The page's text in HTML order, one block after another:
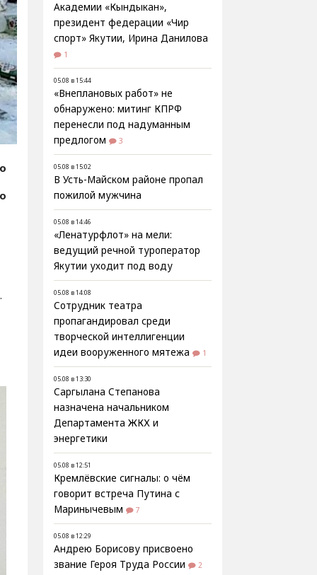
Академии «Кындыкан»,
президент федерации «Чир
спорт» Якутии, Ирина Данилова
1
05.08 в 15:44
«Внеплановых работ» не
обнаружено: митинг КПРФ
перенесли под надуманным
предлогом
3
05.08 в 15:02
В Усть-Майском районе пропал
пожилой мужчина
05.08 в 14:46
«Ленатурфлот» на мели:
ведущий речной туроператор
Якутии уходит под воду
05.08 в 14:08
Сотрудник театра
пропагандировал среди
творческой интеллигенции
идеи вооруженного мятежа
1
05.08 в 13:30
Саргылана Степанова
назначена начальником
Департамента ЖКХ и
энергетики
05.08 в 12:51
Кремлёвские сигналы: о чём
говорит встреча Путина с
Маринычевым
7
05.08 в 12:29
Андрею Борисову присвоено
звание Героя Труда России
2